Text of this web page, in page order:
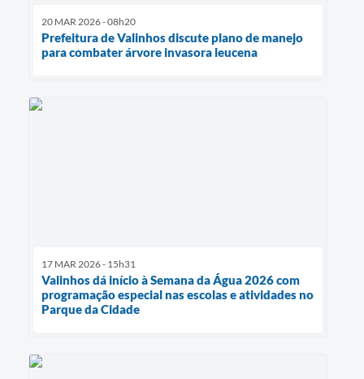
20 MAR 2026 - 08h20
Prefeitura de Valinhos discute plano de manejo
para combater árvore invasora leucena
17 MAR 2026 - 15h31
Valinhos dá início à Semana da Água 2026 com
programação especial nas escolas e atividades no
Parque da Cidade